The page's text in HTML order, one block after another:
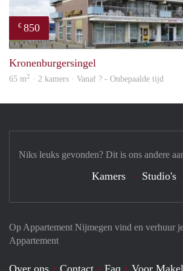
€ 850
Kronenburgersingel
65 m2 · 2 kamers · Vanaf ? - Onbepaalde tijd
Op Appartement Nijmegen vind en verhuur
Appartement
Over ons Contact Faq Voor
Niks leuks gevonden? Dit is ons andere
Kamers Studio's